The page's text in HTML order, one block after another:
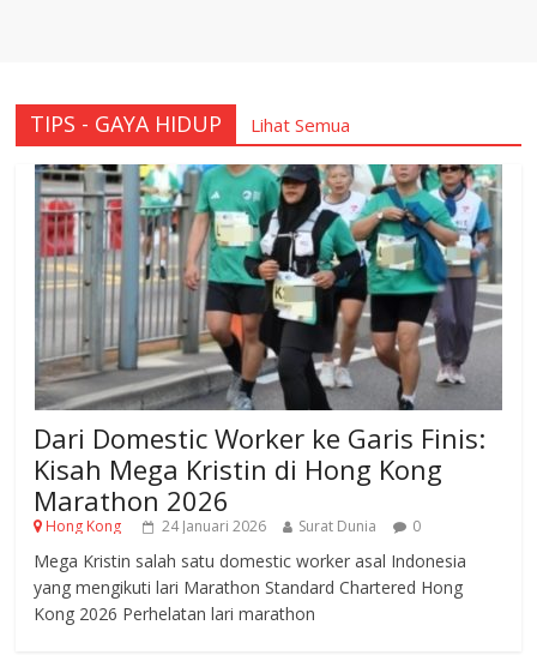
TIPS - GAYA HIDUP Lihat Semua
Dari Domestic Worker ke Garis Finis:
Kisah Mega Kristin di Hong Kong
Marathon 2026
Hong Kong 24 Januari 2026 Surat Dunia 0
Mega Kristin salah satu domestic worker asal Indonesia
yang mengikuti lari Marathon Standard Chartered Hong
Kong 2026 Perhelatan lari marathon